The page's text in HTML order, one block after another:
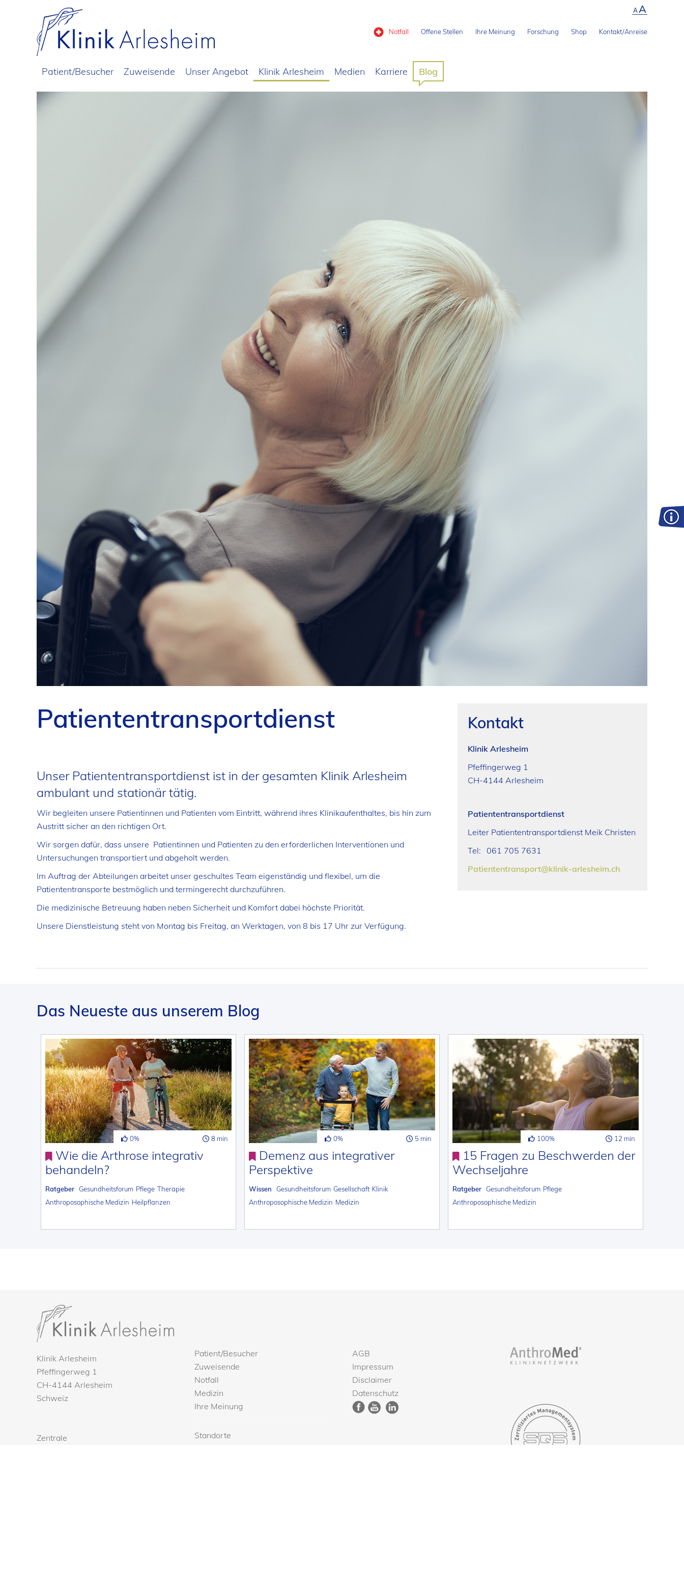
AA
Notfall Offene Stellen Ihre Meinung Forschung Shop Kontakt/Anreise
Patient/Besucher Zuweisende Unser Angebot Klinik Arlesheim Medien Karriere Blog
Patiententransportdienst
Unser Patiententransportdienst ist in der gesamten Klinik Arlesheim
ambulant und stationär tätig.
Wir begleiten unsere Patientinnen und Patienten vom Eintritt, während ihres Klinikaufenthaltes, bis hin zum
Austritt sicher an den richtigen Ort.
Wir sorgen dafür, dass unsere Patientinnen und Patienten zu den erforderlichen Interventionen und
Untersuchungen transportiert und abgeholt werden.
Im Auftrag der Abteilungen arbeitet unser geschultes Team eigenständig und flexibel, um die
Patiententransporte bestmöglich und termingerecht durchzuführen.
Die medizinische Betreuung haben neben Sicherheit und Komfort dabei höchste Priorität.
Unsere Dienstleistung steht von Montag bis Freitag, an Werktagen, von 8 bis 17 Uhr zur Verfügung.
Kontakt
Klinik Arlesheim
Pfeffingerweg 1
CH-4144 Arlesheim
Patiententransportdienst
Leiter Patiententransportdienst Meik Christen
Tel:
061 705 7631
Patiententransport@klinik-arlesheim.ch
Das Neueste aus unserem Blog
0% 8 min
Wie die Arthrose integrativ
behandeln?
Ratgeber Gesundheitsforum Pflege Therapie
Anthroposophische Medizin Heilpflanzen
0% 5 min
Demenz aus integrativer
Perspektive
Wissen Gesundheitsforum Gesellschaft Klinik
Anthroposophische Medizin Medizin
100% 12 min
15 Fragen zu Beschwerden der
Wechseljahre
Ratgeber Gesundheitsforum Pflege
Anthroposophische Medizin
Klinik Arlesheim
Pfeffingerweg 1
CH-4144 Arlesheim
Schweiz
Zentrale
Patient/Besucher
Zuweisende
Notfall
Medizin
Ihre Meinung
Standorte
AGB
Impressum
Disclaimer
Datenschutz